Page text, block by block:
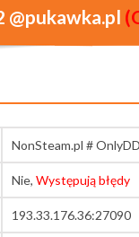
@pukawka.pl
NonSteam.pl #
Nie, Występują błędy
193.33.176.36:27090